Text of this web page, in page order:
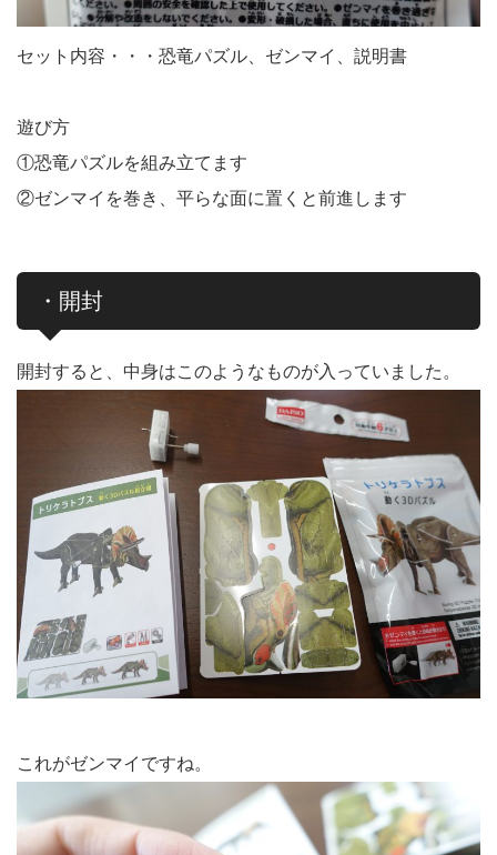
セット内容・・・恐竜パズル、ゼンマイ、説明書
遊び方
①恐竜パズルを組み立てます
②ゼンマイを巻き、平らな面に置くと前進します
・開封
開封すると、中身はこのようなものが入っていました。
これがゼンマイですね。